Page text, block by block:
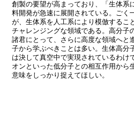
創製の要望が高まっており、「生体系
料開発が急速に展開されている。ごく
が、生体系を人工系により模倣するこ
チャレンジングな領域である。高分子
諸君にとって、さらに高度な領域へと
子から学ぶべきことは多い。生体高分
は決して真空中で実現されているわけ
オンといった低分子との相互作用から
意味をしっかり捉えてほしい。